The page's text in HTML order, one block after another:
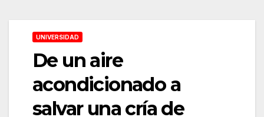
UNIVERSIDAD
De un aire
acondicionado a
salvar una cría de